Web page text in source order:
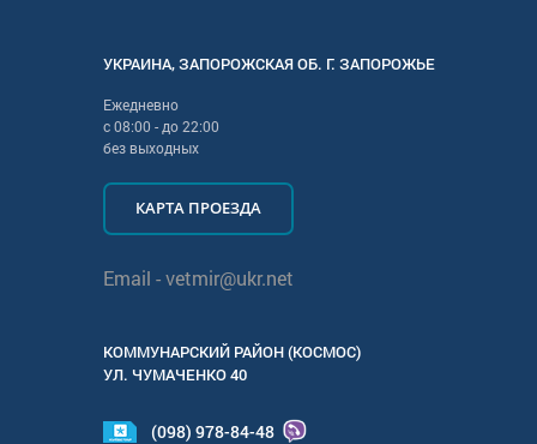
УКРАИНА,ЗАПОРОЖСКАЯОБ. Г. ЗАПОРОЖЬЕ
Ежедневно
с08:00 - до22:00
без выходных
КАРТА ПРОЕЗДА
Email -vetmir@ukr.net
КОММУНАРСКИЙ РАЙОН (КОСМОС)
УЛ. ЧУМАЧЕНКО 40
(098) 978-84-48